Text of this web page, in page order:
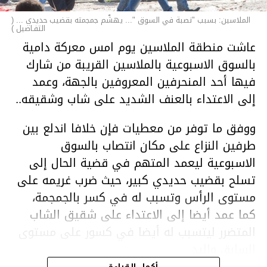
الملاسين: بسبب "نصبة في السوق "... يهشّم جمجمته بقضيب حديدي ... (
التفـاصيل )
عاشت منطقة الملاسين يوم امس معركة دامية
بالسوق الاسبوعية بالملاسين القريبة من شارك
فيها أحد المنحرفين المعروفين بالجهة، وعمد
إلى الاعتداء بالعنف الشديد على شاب وشقيقه..
ووفق ما توفر من معطيات فإن خلافا اندلع بين
طرفين النزاع على مكان انتصاب بالسوق
الاسبوعية ليعمد المتهم في قضية الحال إلى
تسلح بقضيب حديدي كبير، حيث ضرب غريمه على
مستوى الرأس وتسبب له في كسر بالجمجمة،
كما عمد أيضا إلى الاعتداء على شقيق الشاب
المتضرر ليتسبب له أيضا في كسور على مستوى